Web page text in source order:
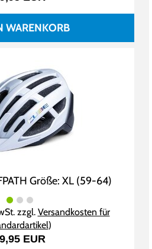
WARENKORB
Größe: XL (59-64)
zzgl. Versandkosten für
)
EUR